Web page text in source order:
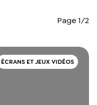
Page 1/2
ÉCRANS ET JEUX VIDÉOS